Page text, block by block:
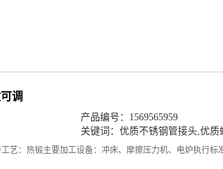
调
产品编号：1569565959
关键词： 优质不锈钢管接头,优质
：热锻主要加工设备：冲床、摩擦压力机、电炉执行标